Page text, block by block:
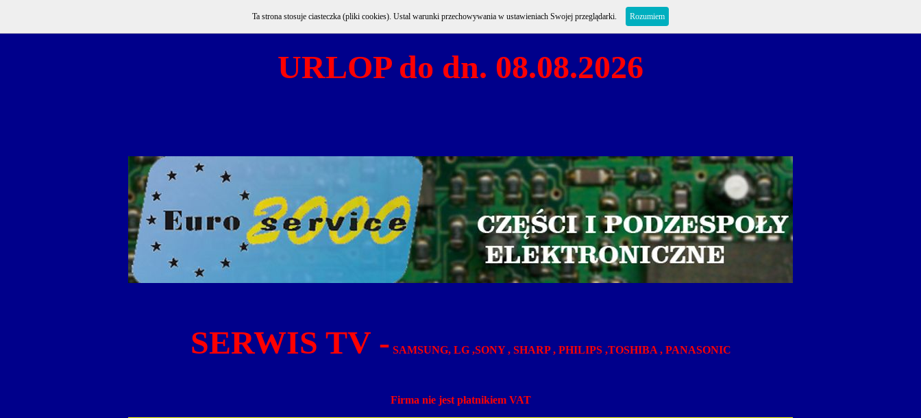
URLOP do dn. 08.08.2026
SERWIS TV - SAMSUNG, LG ,SONY , SHARP , PHILIPS ,TOSHIBA , PANASONIC
Firma nie jest płatnikiem VAT
Ta strona stosuje ciasteczka (pliki cookies). Ustal warunki przechowywania w ustawieniach Swojej przeglądarki. Rozumiem